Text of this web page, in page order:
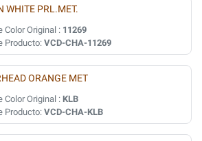
WHITE PRL.MET.
Color Original : 11269
Producto: VCD-CHA-11269
ORANGE MET
Color Original : KLB
Producto: VCD-CHA-KLB